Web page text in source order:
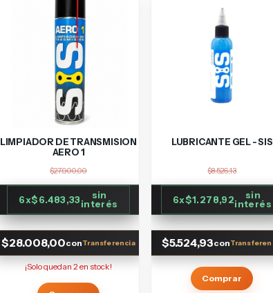
LIMPIADOR DE TRANSMISION
AERO 1
$27.900,00
6x$6.483,33
sin
interés
$28.008,00con
¡Solo quedan 2en stock!
LUBRICANTE GEL - SIS
$8.526,13
6x$1.278,92
sin
interés
$5.524,93con
Comprar